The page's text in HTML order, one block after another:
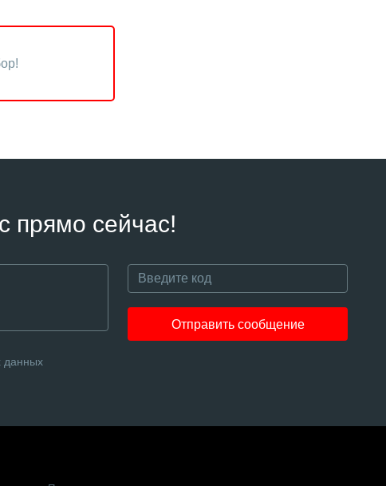
прямо сейчас!
Отправить сообщение
данных